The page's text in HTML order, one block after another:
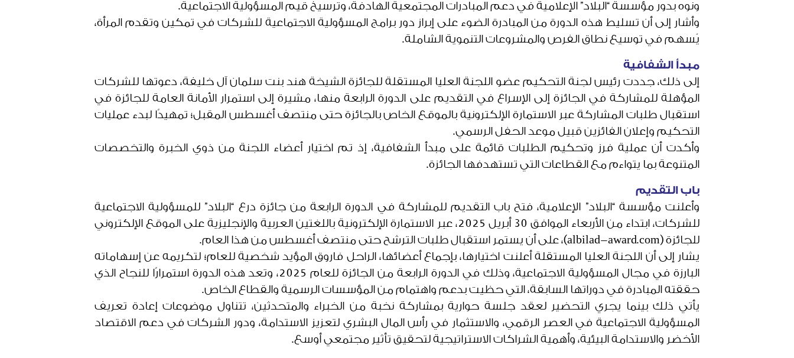
ونوه بدور مؤسسة “البلاد” الإعلامية في دعم المبادرات المجتمعية الهادفة، وترسيخ قيم المسؤولية الاجتماعية.
وأشار إلى أن تسليط هذه الدورة من المبادرة الضوء على إبراز دور برامج المسؤولية الاجتماعية للشركات في تمكين وتقدم المرأة،
يُسهم في توسيع نطاق الفرص والمشروعات التنموية الشاملة.
مبدأ الشفافية
إلى ذلك، جددت رئيس لجنة التحكيم عضو اللجنة العليا المستقلة للجائزة الشيخة هند بنت سلمان آل خليفة، دعوتها للشركات
المؤهلة للمشاركة في الجائزة إلى الإسراع في التقديم على الدورة الرابعة منها، مشيرة إلى استمرار الأمانة العامة للجائزة في
استقبال طلبات المشاركة عبر الاستمارة الإلكترونية بالموقع الخاص بالجائزة حتى منتصف أغسطس المقبل؛ تمهيدًا لبدء عمليات
التحكيم وإعلان الفائزين قبيل موعد الحفل الرسمي.
وأكدت أن عملية فرز وتحكيم الطلبات قائمة على مبدأ الشفافية، إذ تم اختيار أعضاء اللجنة من ذوي الخبرة والتخصصات
المتنوعة بما يتواءم مع القطاعات التي تستهدفها الجائزة.
باب التقديم
وأعلنت مؤسسة “البلاد” الإعلامية، فتح باب التقديم للمشاركة في الدورة الرابعة من جائزة درع “البلاد” للمسؤولية الاجتماعية
للشركات، ابتداء من الأربعاء الموافق 30 أبريل 2025، عبر الاستمارة الإلكترونية باللغتين العربية والإنجليزية على الموقع الإلكتروني
للجائزة (albilad-award.com)، على أن يستمر استقبال طلبات الترشح حتى منتصف أغسطس من هذا العام.
يشار إلى أن اللجنة العليا المستقلة أعلنت اختيارها، بإجماع أعضائها، الراحل فاروق المؤيد شخصية للعام؛ لتكريمه عن إسهاماته
البارزة في مجال المسؤولية الاجتماعية، وذلك في الدورة الرابعة من الجائزة للعام 2025، وتعد هذه الدورة استمرارًا للنجاح الذي
حققته المبادرة في دوراتها السابقة، التي حظيت بدعم واهتمام من المؤسسات الرسمية والقطاع الخاص.
يأتي ذلك بينما يجري التحضير لعقد جلسة حوارية بمشاركة نخبة من الخبراء والمتحدثين، تتناول موضوعات إعادة تعريف
المسؤولية الاجتماعية في العصر الرقمي، والاستثمار في رأس المال البشري لتعزيز الاستدامة، ودور الشركات في دعم الاقتصاد
الأخضر والاستدامة البيئية، وأهمية الشراكات الاستراتيجية لتحقيق تأثير مجتمعي أوسع.